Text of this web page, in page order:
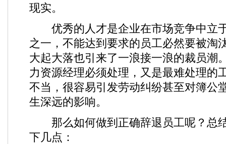
现实。
优秀的人才是企业在市场竞争中立
之一，不能达到要求的员工必然要被淘
大起大落也引来了一浪接一浪的裁员潮
力资源经理必须处理，又是最难处理的
不当，很容易引发劳动纠纷甚至对簿公
生深远的影响。
那么如何做到正确辞退员工呢？总
下几点：